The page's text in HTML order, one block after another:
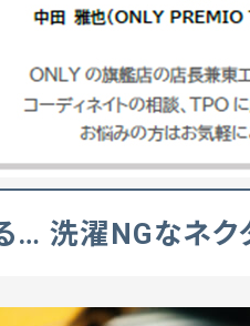
… 洗濯NGなネク